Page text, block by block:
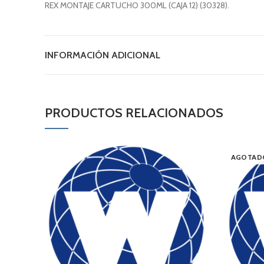
REX MONTAJE CARTUCHO 300ML (CAJA 12) (30328).
INFORMACIÓN ADICIONAL
PRODUCTOS RELACIONADOS